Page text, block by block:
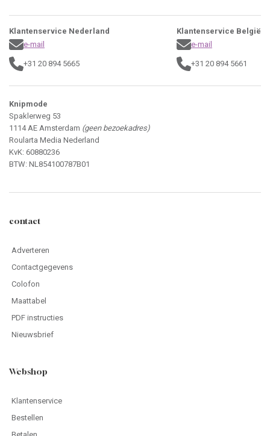
Klantenservice Nederland
e-mail
+31 20 894 5665
Klantenservice België
e-mail
+31 20 894 5661
Knipmode
Spaklerweg 53
1114 AE Amsterdam (geen bezoekadres)
Roularta Media Nederland
KvK: 60880236
BTW: NL854100787B01
contact
Adverteren
Contactgegevens
Colofon
Maattabel
PDF instructies
Nieuwsbrief
Webshop
Klantenservice
Bestellen